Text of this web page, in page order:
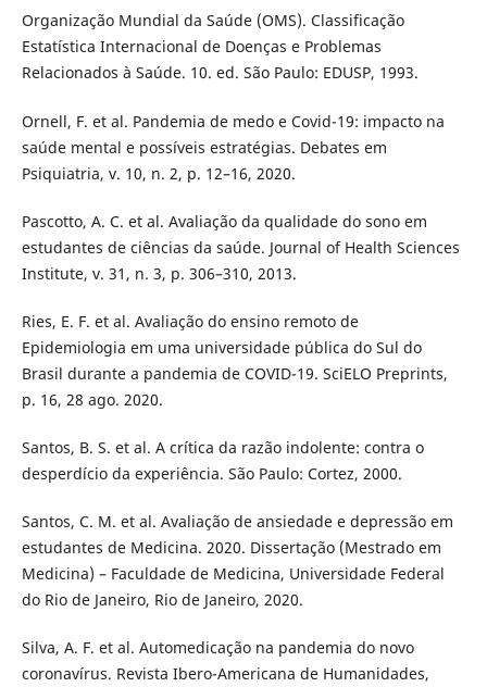
Organização Mundial da Saúde (OMS). Classificação
Estatística Internacional de Doenças e Problemas
Relacionados à Saúde. 10. ed. São Paulo: EDUSP, 1993.
Ornell, F. et al. Pandemia de medo e Covid-19: impacto na
saúde mental e possíveis estratégias. Debates em
Psiquiatria, v. 10, n. 2, p. 12–16, 2020.
Pascotto, A. C. et al. Avaliação da qualidade do sono em
estudantes de ciências da saúde. Journal of Health Sciences
Institute, v. 31, n. 3, p. 306–310, 2013.
Ries, E. F. et al. Avaliação do ensino remoto de
Epidemiologia em uma universidade pública do Sul do
Brasil durante a pandemia de COVID-19. SciELO Preprints,
p. 16, 28 ago. 2020.
Santos, B. S. et al. A crítica da razão indolente: contra o
desperdício da experiência. São Paulo: Cortez, 2000.
Santos, C. M. et al. Avaliação de ansiedade e depressão em
estudantes de Medicina. 2020. Dissertação (Mestrado em
Medicina) – Faculdade de Medicina, Universidade Federal
do Rio de Janeiro, Rio de Janeiro, 2020.
Silva, A. F. et al. Automedicação na pandemia do novo
coronavírus. Revista Ibero-Americana de Humanidades,